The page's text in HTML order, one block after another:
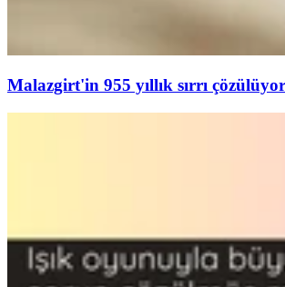
Malazgirt'in 955 yıllık sırrı çözülüyor